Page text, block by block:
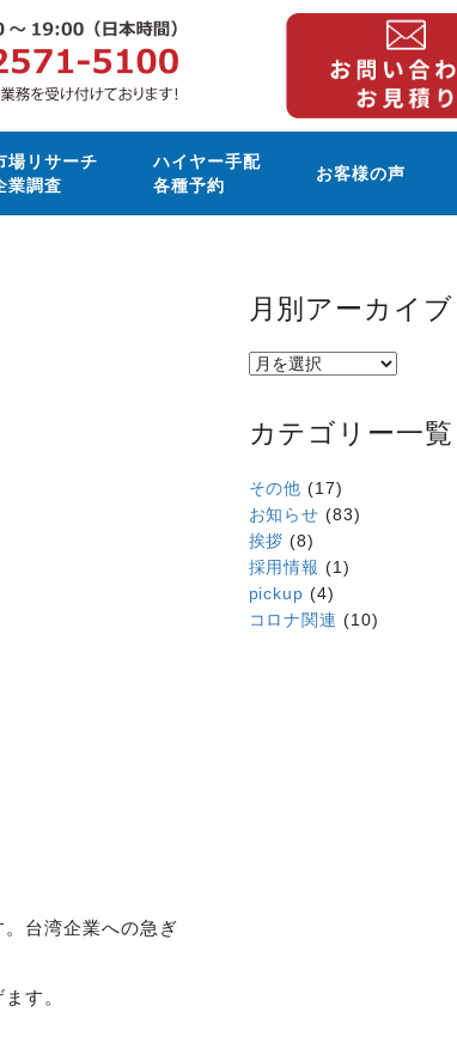
場リサーチ
業調査
ハイヤー手配
各種予約
お客様の声
台湾企業への急ぎ
す。
月別アーカイブ
カテゴリー一覧
その他 (17)
お知らせ (83)
挨拶 (8)
採用情報 (1)
pickup (4)
コロナ関連 (10)